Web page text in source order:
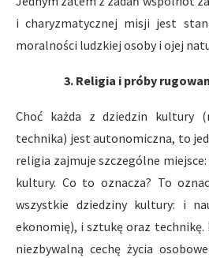
i charyzmatycznej misji jest
moralności ludzkiej osoby i ojej
3. Religia i próby
Choć każda z dziedzin kultury
technika) jest autonomiczna, to
religia zajmuje szczególne
kultury. Co to oznacza? To
wszystkie dziedziny kultury: i
ekonomię), i sztukę oraz
niezbywalną cechę życia